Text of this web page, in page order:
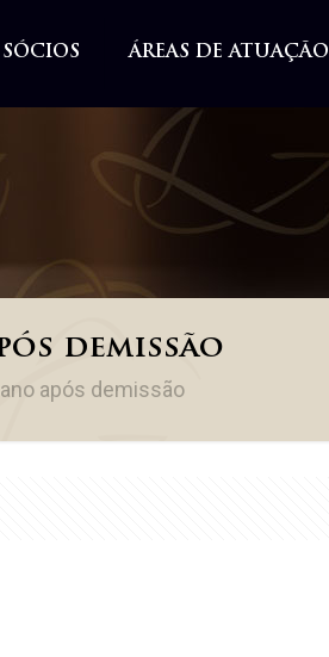
SÓCIOS ÁREAS DE ATUAÇÃO
demissão
após demissão